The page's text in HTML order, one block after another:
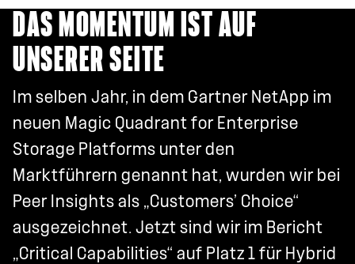
DAS MOMENTUM IST AUF
UNSERER SEITE
Im selben Jahr, in dem Gartner NetApp im
neuen Magic Quadrant for Enterprise
Storage Platforms unter den
Marktführern genannt hat, wurden wir bei
Peer Insights als „Customers’ Choice“
ausgezeichnet. Jetzt sind wir im Bericht
„Critical Capabilities“ auf Platz 1 für Hybrid